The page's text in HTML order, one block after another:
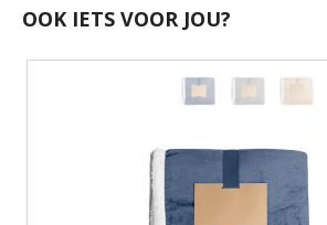
OOK IETS VOOR JOU?